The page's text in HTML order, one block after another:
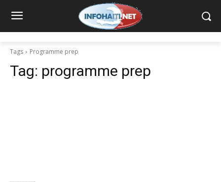
Tags Programme prep
Tag: programme prep